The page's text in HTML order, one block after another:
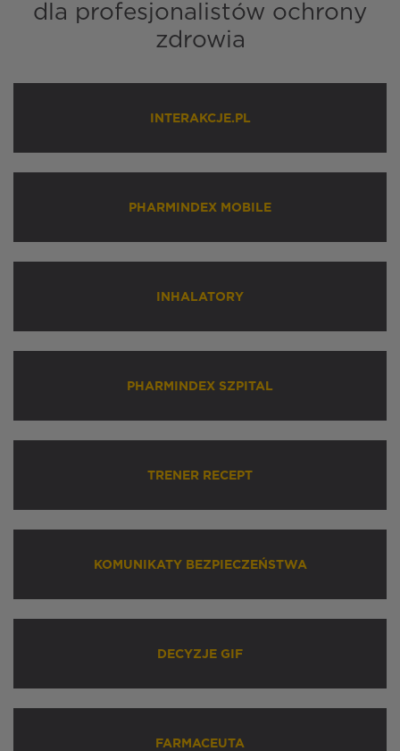
dla profesjonalistów ochrony
zdrowia
INTERAKCJE.PL
PHARMINDEX MOBILE
INHALATORY
PHARMINDEX SZPITAL
TRENER RECEPT
KOMUNIKATY BEZPIECZEŃSTWA
DECYZJE GIF
FARMACEUTA